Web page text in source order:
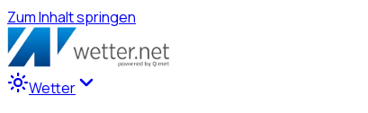
Zum Inhalt springen
Wetter